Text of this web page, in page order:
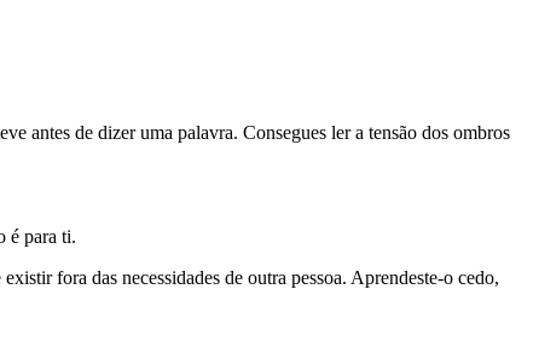
antes de dizer uma palavra. Consegues ler a tensão dos ombros
é para ti.
fora das necessidades de outra pessoa. Aprendeste-o cedo,